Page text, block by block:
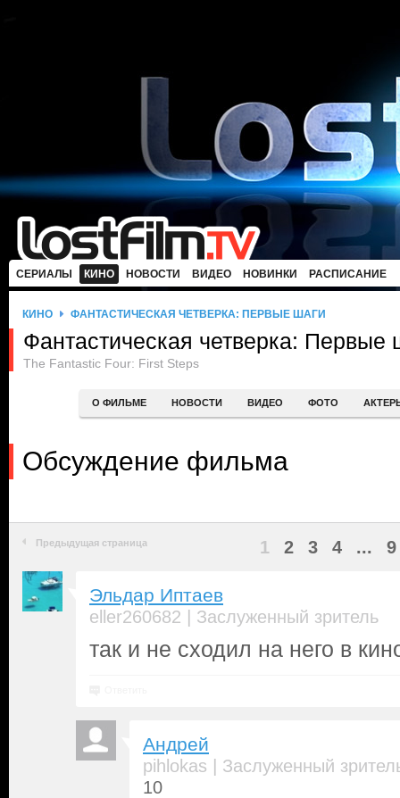
СЕРИАЛЫ КИНО НОВОСТИ ВИДЕО НОВИНКИ РАСПИСАНИЕ
КИНО ФАНТАСТИЧЕСКАЯ ЧЕТВЕРКА: ПЕРВЫЕ ШАГИ
Фантастическая четверка: Первые
The Fantastic Four: First Steps
О ФИЛЬМЕ НОВОСТИ ВИДЕО ФОТО
Обсуждение фильма
Предыдущая страница 1 2 3 4 ... 9
Эльдар Иптаев
eller260682 | Заслуженный зритель
так и не сходил на него в
Андрей
pihlokas | Заслуженный
10